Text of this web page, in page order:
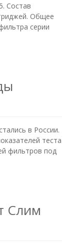
Состав
Общее
серии
в России.
теста
фильтров под
Слим